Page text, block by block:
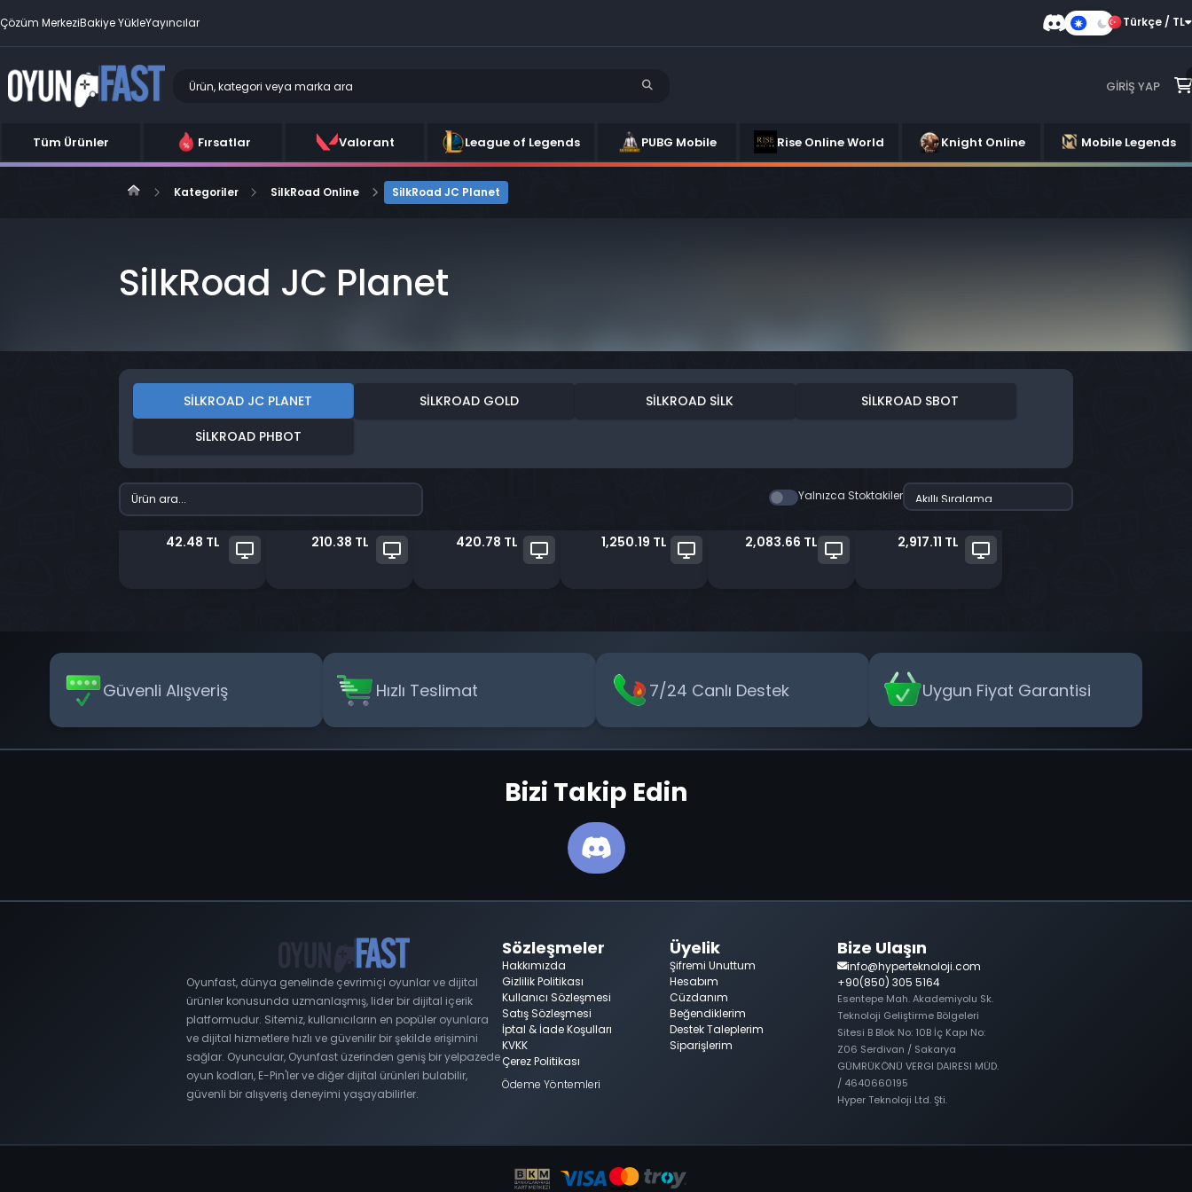
Çözüm MerkeziBakiye YükleYayıncılar
Karanlık
Türkçe / TL
GIRIŞ YAP
Tüm Ürünler Fırsatlar Valorant League of Legends PUBG Mobile Rise Online World Knight Online Mobile Legends
Kategoriler SilkRoad Online SilkRoad JC Planet
SilkRoad JC Planet
SILKROAD JC PLANET SILKROAD GOLD SILKROAD SILK
SILKROAD SBOT
SILKROAD PHBOT
Yalnızca Stoktakiler
42.48 TL 210.38 TL 420.78 TL 1,250.19 TL 2,083.66 TL 2,917.11 TL
Güvenli Alışveriş Hızlı Teslimat 7/24 Canlı Destek Uygun Fiyat Garantisi
Bizi Takip Edin
Oyunfast, dünya genelinde çevrimiçi oyunlar ve dijital
ürünler konusunda uzmanlaşmış, lider bir dijital içerik
platformudur. Sitemiz, kullanıcıların en popüler oyunlara
ve dijital hizmetlere hızlı ve güvenilir bir şekilde erişimini
sağlar. Oyuncular, Oyunfast üzerinden geniş bir yelpazede
oyun kodları, E-Pin'ler ve diğer dijital ürünleri bulabilir,
güvenli bir alışveriş deneyimi yaşayabilirler.
Sözleşmeler
Hakkımızda
Gizlilik Politikası
Kullanıcı Sözleşmesi
Satış Sözleşmesi
İptal & İade Koşulları
KVKK
Çerez Politikası
Ödeme Yöntemleri
Üyelik
Şifremi Unuttum
Hesabım
Cüzdanım
Beğendiklerim
Destek Taleplerim
Siparişlerim
Bize Ulaşın
info@hyperteknoloji.com
+90(850) 305 5164
Esentepe Mah. Akademiyolu Sk.
Teknoloji Geliştirme Bölgeleri
Sitesi B Blok No: 10B İç Kapı No:
Z06 Serdivan / Sakarya
GÜMRÜKÖNÜ VERGI DAIRESI MÜD.
/ 4640660195
Hyper Teknoloji Ltd. Şti.